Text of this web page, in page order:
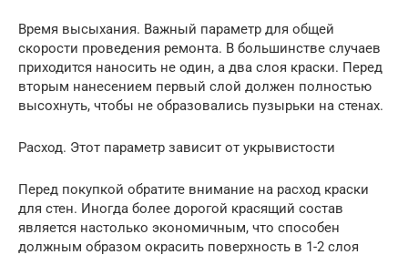
Время высыхания. Важный параметр для общей
скорости проведения ремонта. В большинстве случаев
приходится наносить не один, а два слоя краски. Перед
вторым нанесением первый слой должен полностью
высохнуть, чтобы не образовались пузырьки на стенах.
Расход. Этот параметр зависит от укрывистости
Перед покупкой обратите внимание на расход краски
для стен. Иногда более дорогой красящий состав
является настолько экономичным, что способен
должным образом окрасить поверхность в 1-2 слоя